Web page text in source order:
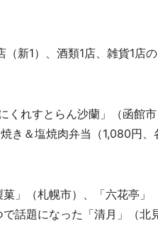
新1）、酒類1店、雑貨1店の
れすとらん沙蘭」（函館市
き＆塩焼肉弁当（1,080円、
」（札幌市）、「六花亭」
話題になった「清月」（北